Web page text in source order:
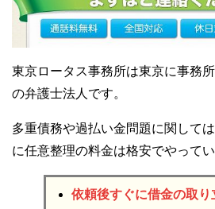
東京ロータス事務所は東京に事務
の弁護士法人です。
多重債務や過払い金問題に関して
に任意整理の料金は格安でやってい
依頼後すぐに借金の取り